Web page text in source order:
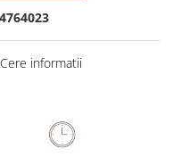
informatii